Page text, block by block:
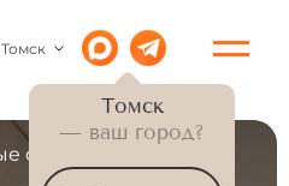
Томск
Томск
— ваш город?
сертификаты